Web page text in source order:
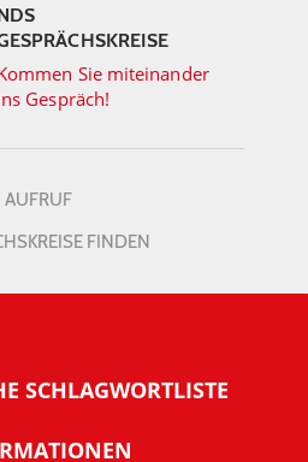
Sie miteinander
Gespräch!
AUFRUF
FINDEN
SCHLAGWORTLISTE